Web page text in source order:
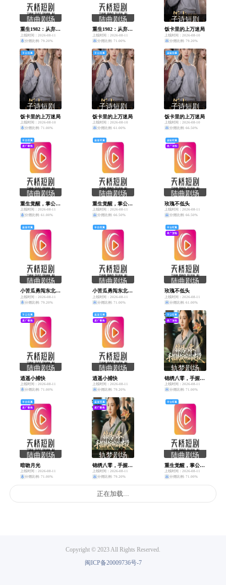
陆曲剧场
重生1982：从弃子到山野霸主
上线时间：2026-08-11
分佣比例: 79.20%
陆曲剧场
重生1982：从弃子到山野霸主
上线时间：2026-08-11
分佣比例: 71.00%
子诗短剧
饭卡里的上万迷局
上线时间：2026-08-10
分佣比例: 79.20%
子诗短剧
饭卡里的上万迷局
上线时间：2026-08-10
分佣比例: 71.00%
子诗短剧
饭卡里的上万迷局
上线时间：2026-08-10
分佣比例: 61.00%
子诗短剧
饭卡里的上万迷局
上线时间：2026-08-10
分佣比例: 66.50%
陆曲剧场
重生觉醒，掌公主掌管全家
上线时间：2026-08-11
分佣比例: 61.00%
陆曲剧场
重生觉醒，掌公主掌管全家
上线时间：2026-08-11
分佣比例: 66.50%
陆曲剧场
玫瑰不低头
上线时间：2026-08-11
分佣比例: 66.50%
陆曲剧场
小苦瓜勇闯东北，竟被宠成糖心宝
上线时间：2026-08-11
分佣比例: 79.20%
陆曲剧场
小苦瓜勇闯东北，竟被宠成糖心宝
上线时间：2026-08-11
分佣比例: 71.00%
陆曲剧场
玫瑰不低头
上线时间：2026-08-11
分佣比例: 61.00%
陆曲剧场
逍遥小捕快
上线时间：2026-08-11
分佣比例: 71.00%
陆曲剧场
逍遥小捕快
上线时间：2026-08-11
分佣比例: 79.20%
轨梦剧场
锦绣八零，手握铁饭碗搞建设
上线时间：2026-08-11
分佣比例: 71.00%
陆曲剧场
暗吻月光
上线时间：2026-08-11
分佣比例: 71.00%
轨梦剧场
锦绣八零，手握铁饭碗搞建设
上线时间：2026-08-11
分佣比例: 79.20%
陆曲剧场
重生觉醒，掌公主掌管全家
上线时间：2026-08-11
分佣比例: 71.00%
Copyright © 2023 All Rights Reserved.
闽ICP备20009736号-7